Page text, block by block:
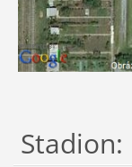
Stadion: